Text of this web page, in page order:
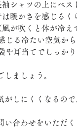
シャツの上にベス
暖かさを感じるく
が吹くと体が冷え
る冷たい空気から
耳当てでしっかり
ましょう。
がしにくくなるの
合わせをいただく